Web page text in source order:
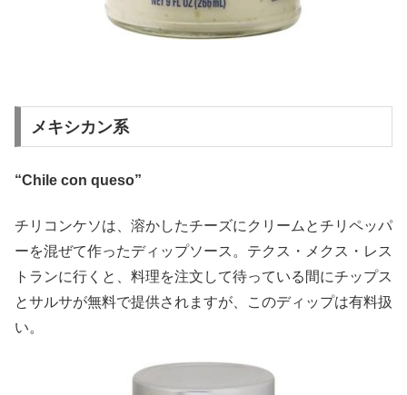
メキシカン系
“Chile con queso”
チリコンケソは、溶かしたチーズにクリームとチリペッパ
ーを混ぜて作ったディップソース。テクス・メクス・レス
トランに行くと、料理を注文して待っている間にチップス
とサルサが無料で提供されますが、このディップは有料扱
い。